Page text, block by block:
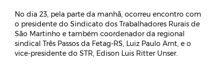
No dia 23, pela parte da manhã, ocorreu encontro com
o presidente do Sindicato dos Trabalhadores Rurais de
São Martinho e também coordenador da regional
sindical Três Passos da Fetag-RS, Luiz Paulo Arnt, e o
vice-presidente do STR, Edison Luis Ritter Unser.